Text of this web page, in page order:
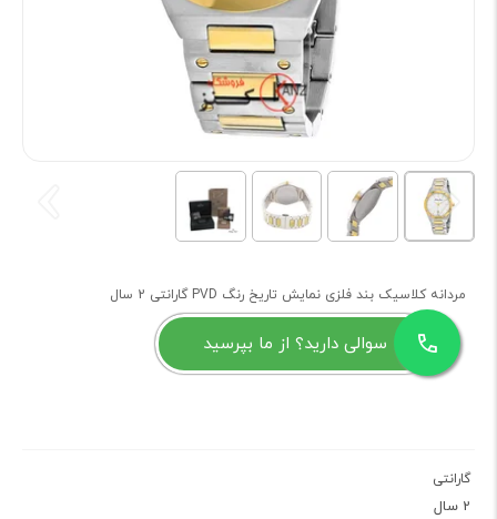
مردانه کلاسیک بند فلزی نمایش تاریخ رنگ PVD گارانتی 2 سال
سوالی دارید؟ از ما بپرسید
گارانتی
2 سال